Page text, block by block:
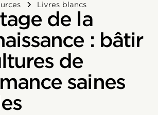
Livres blancs
de la
: bâtir
de
saines